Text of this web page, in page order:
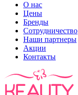
О нас
Цены
Бренды
Сотрудничество
Наши партнеры
Акции
Контакты